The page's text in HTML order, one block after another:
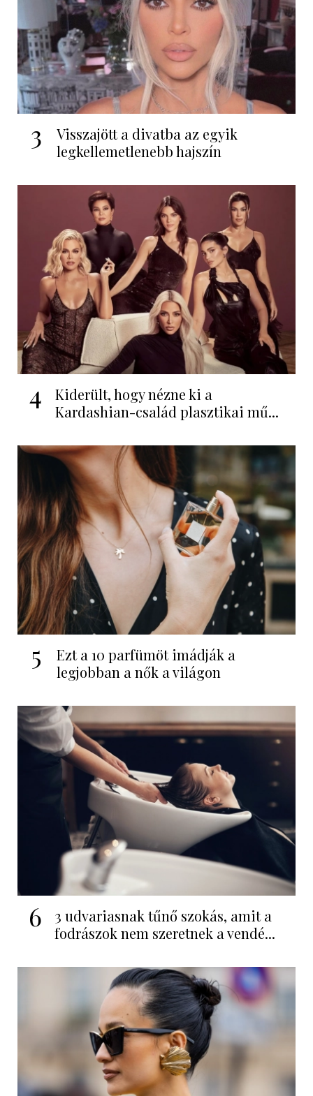
3
Visszajött a divatba az egyik
legkellemetlenebb hajszín
4
Kiderült, hogy nézne ki a
Kardashian-család plasztikai mű...
5
Ezt a 10 parfümöt imádják a
legjobban a nők a világon
6
3 udvariasnak tűnő szokás, amit a
fodrászok nem szeretnek a vendé...